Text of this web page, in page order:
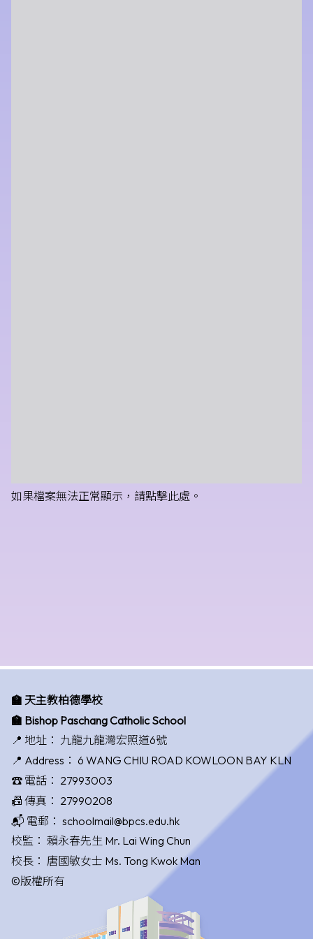
如果檔案無法正常顯示，請點擊此處。
🏫 天主教柏德學校
🏫 Bishop Paschang Catholic School
📍 地址： 九龍九龍灣宏照道6號
📍 Address： 6 WANG CHIU ROAD KOWLOON BAY KLN
☎️ 電話： 27993003
📠 傳真： 27990208
📬 電郵： schoolmail@bpcs.edu.hk
校監： 賴永春先生 Mr. Lai Wing Chun
校長： 唐國敏女士 Ms. Tong Kwok Man
©版權所有